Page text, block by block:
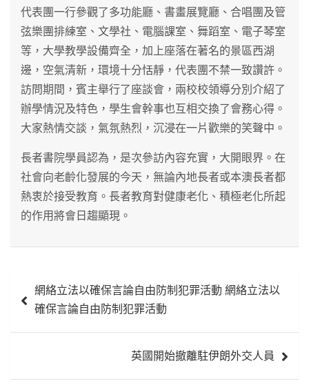
代表團一行參觀了多功能廳、書畫展覽廳、合唱團及管
弦樂團排練室、文學社、電腦課室、舞蹈室、電子琴室
等，大學教學設備齊全，加上座落在著名的景區西湖
邊，空氣清新，環境十分恬靜，代表團不禁一致讚許。
訪問期間，賓主舉行了座談會，兩校校領導分別介紹了
辦學情況及特色，學生會幹事也互相交換了會務心得。
大家熱情交談，氣氛熱烈，沉浸在一片歡樂的笑聲中。
長者書院學員認為，是次參訪內容充實，大開眼界。在
社會向老齡化發展的今天，無論內地長者或本澳長者都
熱衷於接受教育。長者教育對健康老化、積極老化所起
的作用將會日趨顯現。
章 網絡立法以確保言論自由防制犯罪活動 網絡立法以
確保言論自由防制犯罪活動
英國開始撤離駐伊朗外交人員